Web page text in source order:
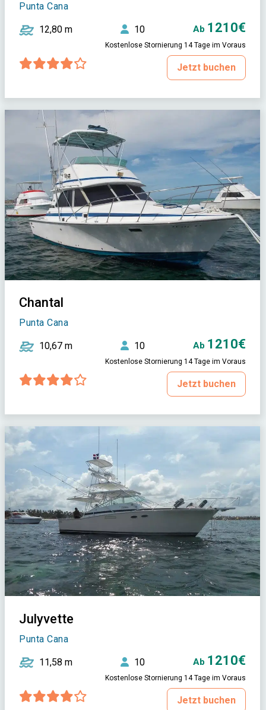
Punta Cana
12,80 m 10 Ab 1210€
Kostenlose Stornierung 14 Tage im Voraus
Jetzt buchen
Chantal
Punta Cana
10,67 m 10 Ab 1210€
Kostenlose Stornierung 14 Tage im Voraus
Jetzt buchen
Julyvette
Punta Cana
11,58 m 10 Ab 1210€
Kostenlose Stornierung 14 Tage im Voraus
Jetzt buchen